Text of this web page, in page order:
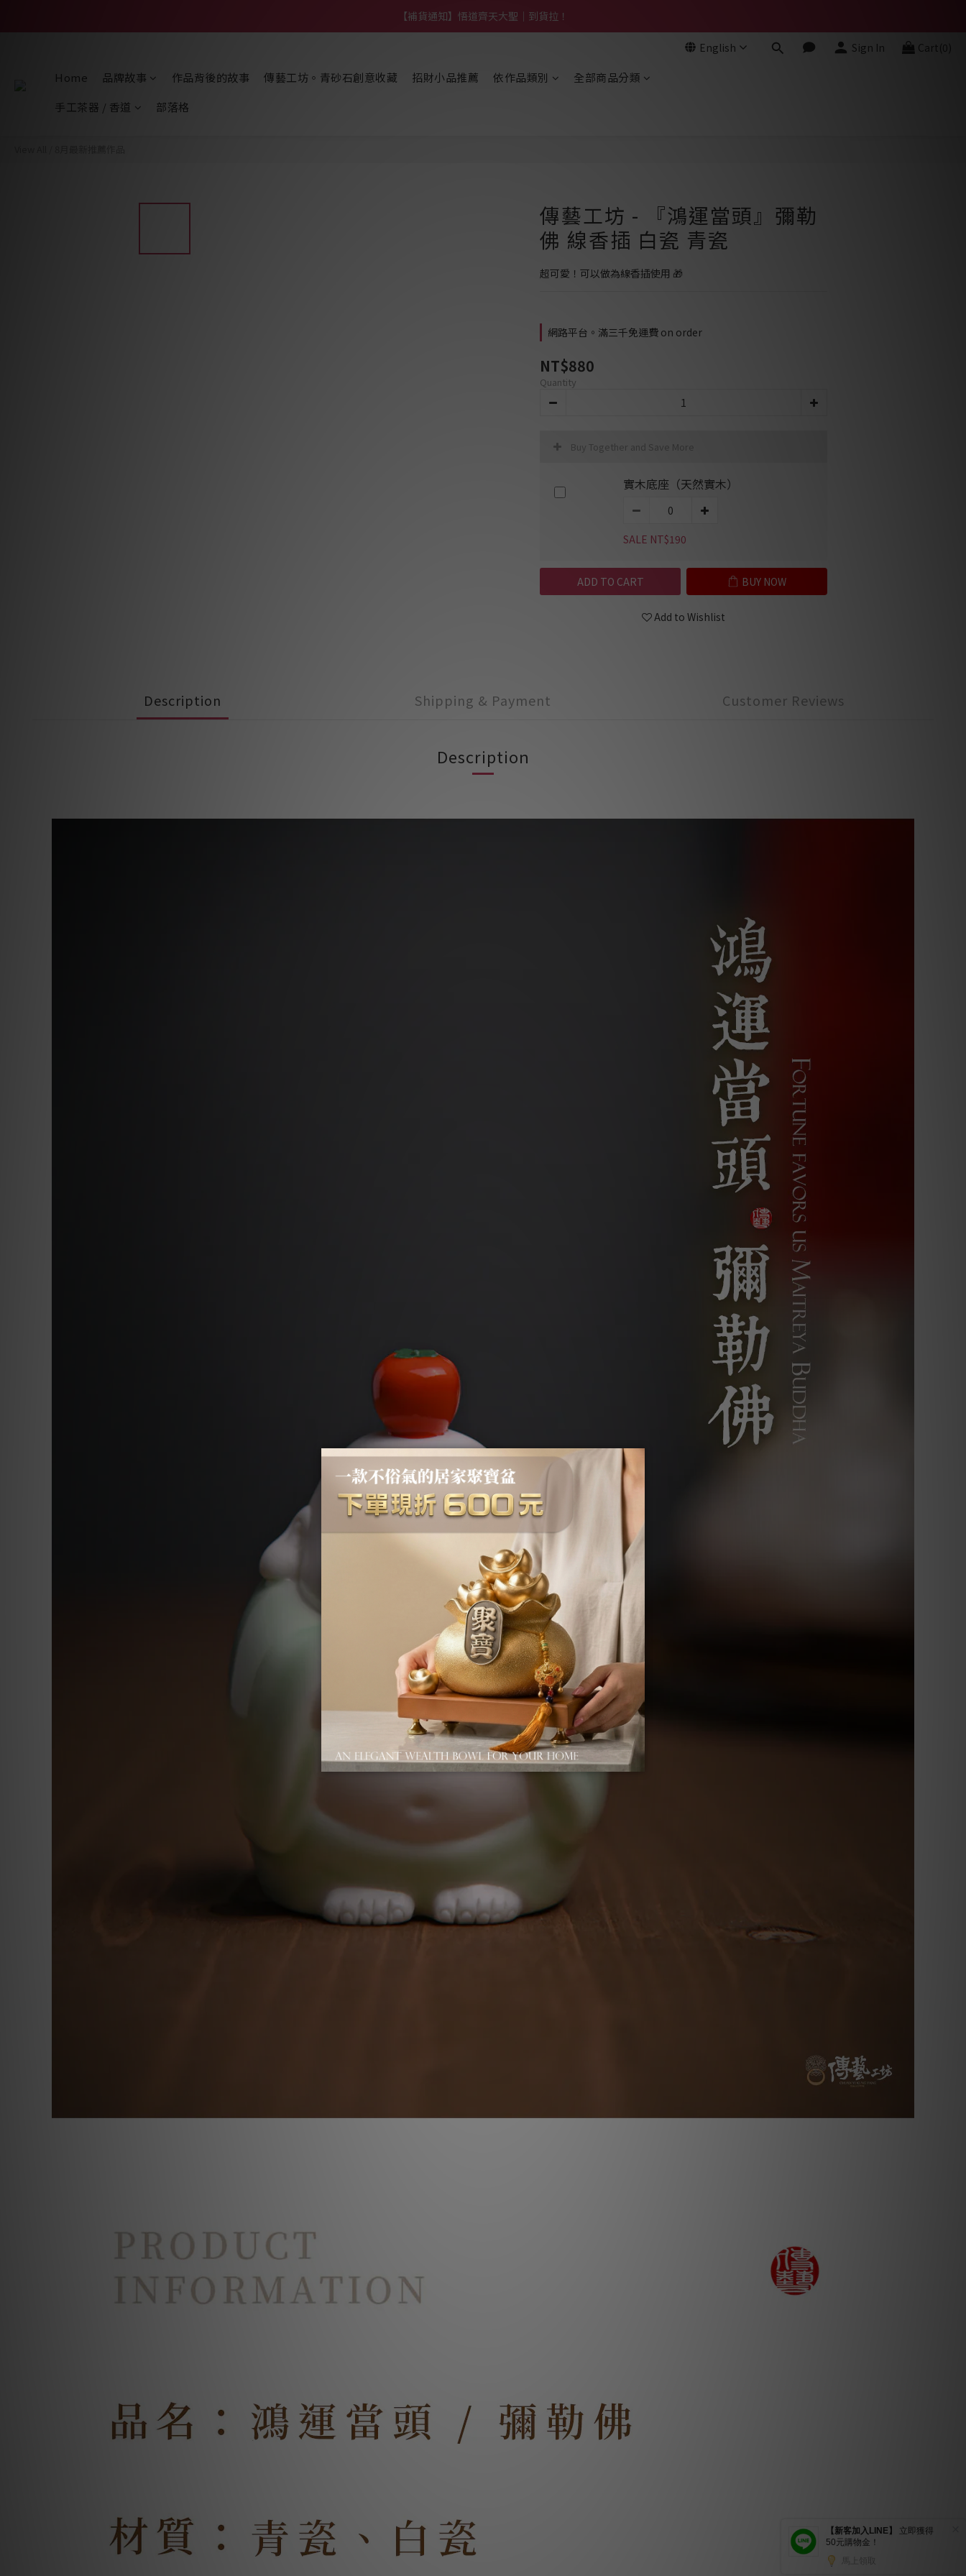
【熱門】馬上有系列！四種寶物幫你財運「轉」進來
【補貨通知】悟道齊天大聖｜到貨拉！
English Sign In Cart(0)
Home 品牌故事 作品背後的故事 傳藝工坊。青砂石創意收藏 招財小品推薦 依作品類別
全部商品分類
手工茶器 / 香道
部落格
傳藝工坊 - 『鴻運當頭』彌勒
佛 線香插 白瓷 青瓷
超可愛！可以做為線香插使用 🎁
網路平台。滿三千免運費 on order
NT$880
Quantity
Buy Together and Save More
實木底座（天然實木）
SALE NT$190
ADD TO CART BUY NOW
Add to Wishlist
Description Shipping & Payment Customer Reviews
Description